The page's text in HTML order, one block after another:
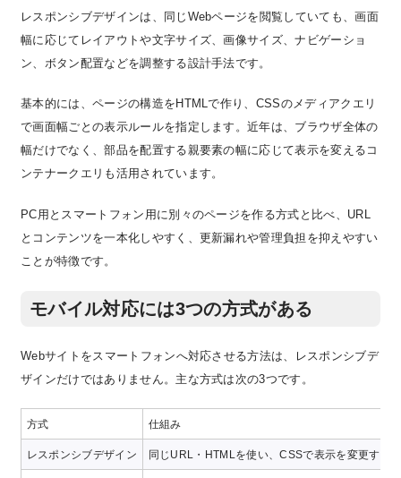
レスポンシブデザインは、同じWebページを閲覧していても、画面
幅に応じてレイアウトや文字サイズ、画像サイズ、ナビゲーショ
ン、ボタン配置などを調整する設計手法です。
基本的には、ページの構造をHTMLで作り、CSSのメディアクエリ
で画面幅ごとの表示ルールを指定します。近年は、ブラウザ全体の
幅だけでなく、部品を配置する親要素の幅に応じて表示を変えるコ
ンテナークエリも活用されています。
PC用とスマートフォン用に別々のページを作る方式と比べ、URL
とコンテンツを一本化しやすく、更新漏れや管理負担を抑えやすい
ことが特徴です。
モバイル対応には3つの方式がある
Webサイトをスマートフォンへ対応させる方法は、レスポンシブデ
ザインだけではありません。主な方式は次の3つです。
方式 仕組み
レスポンシブデザイン 同じURL・HTMLを使い、CSSで表示を変更する